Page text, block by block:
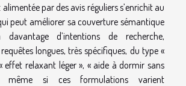
par des avis réguliers s’enrichit au
peut améliorer sa couverture sémantique
d’intentions de recherche,
longues, très spécifiques, du type «
effet relaxant léger », « aide à dormir sans
même si ces formulations varient